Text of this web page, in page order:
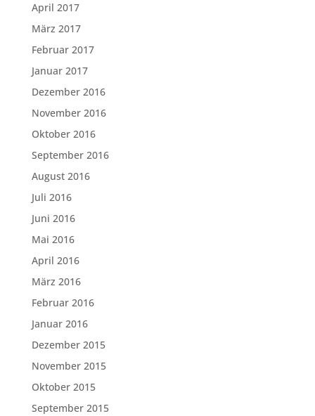
April 2017
März 2017
Februar 2017
Januar 2017
Dezember 2016
November 2016
Oktober 2016
September 2016
August 2016
Juli 2016
Juni 2016
Mai 2016
April 2016
März 2016
Februar 2016
Januar 2016
Dezember 2015
November 2015
Oktober 2015
September 2015